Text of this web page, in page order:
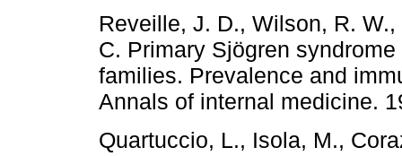
Reveille, J. D., Wilson, R.
C. Primary Sjögren
families. Prevalence and
Annals of internal medicine.
Quartuccio, L., Isola, M.,